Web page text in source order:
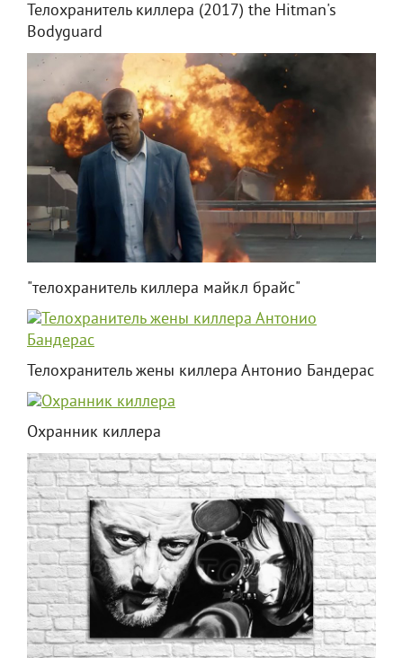
Телохранитель киллера (2017) the Hitman's
Bodyguard
"телохранитель киллера майкл брайс"
Телохранитель жены киллера Антонио Бандерас
Охранник киллера